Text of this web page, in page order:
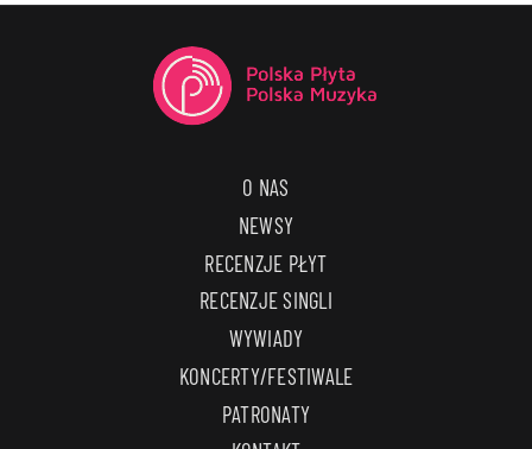
O NAS
NEWSY
RECENZJE PŁYT
RECENZJE SINGLI
WYWIADY
KONCERTY/FESTIWALE
PATRONATY